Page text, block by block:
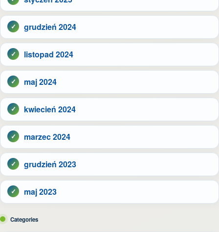
grudzień 2024
listopad 2024
maj 2024
kwiecień 2024
marzec 2024
grudzień 2023
maj 2023
Categories